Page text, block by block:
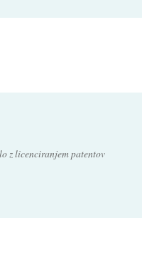
z licenciranjem patentov